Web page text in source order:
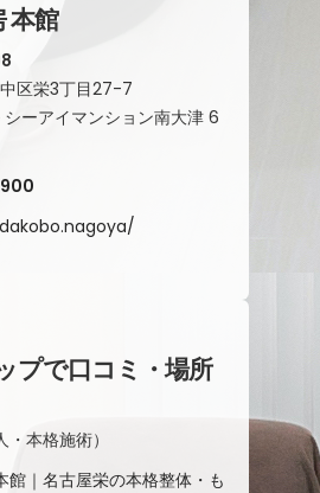
本館
区栄3丁目27-7
ーアイマンション南大津 6
プで口コミ・場所
・本格施術）
館｜名古屋栄の本格整体・も